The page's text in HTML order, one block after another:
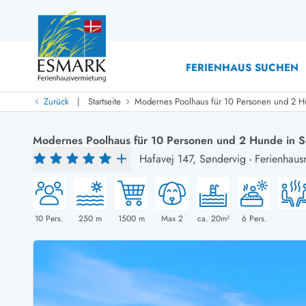
FERIENHAUS SUCHEN
Last Minute
Last Minute
Neu bei uns!
Neue Ferienhäuser bei ESMARKFerienhäuser mit Pool
Neurenovierte Ferienhäuser
Ferienhäuser mit Endreinigung inklusive
Ferienhäuser dicht am Strand
Ferienhäuser neu gebaut
Ferienhäuser mit Sauna
Ferienhäuser mit Aussicht
Zurück | Startseite Modernes Poolhaus für 10 Personen und 2
Modernes Poolhaus für 10 Personen und 2 Hunde in
Hafavej 147, Søndervig -
10 Pers. 250 m 1500m Max 2 ca. 20m² 6Pers.